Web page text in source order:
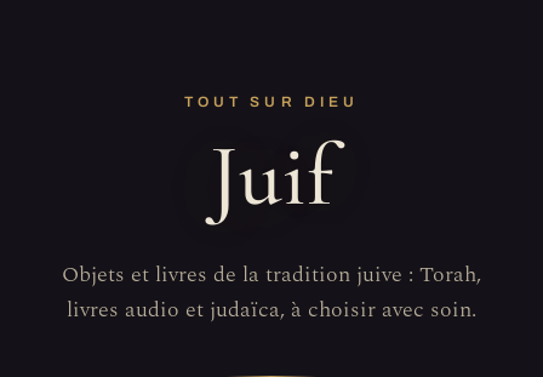
TOUT SUR DIEU
Juif
Objets et livres de la tradition juive : Torah,
livres audio et judaïca, à choisir avec soin.